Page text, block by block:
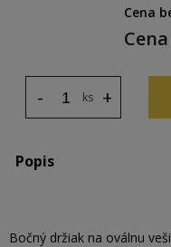
Cena
ks +
-
Popis
Bočný držiak na oválnu